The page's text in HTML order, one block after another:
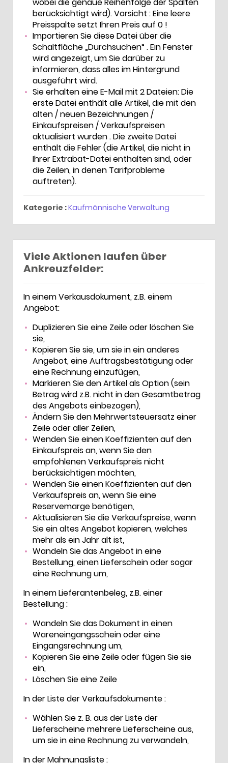
wobei die genaue Reihenfolge der Spalten
berücksichtigt wird). Vorsicht : Eine leere
Preisspalte setzt Ihren Preis auf 0 !
Importieren Sie diese Datei über die
Schaltfläche „Durchsuchen“ . Ein Fenster
wird angezeigt, um Sie darüber zu
informieren, dass alles im Hintergrund
ausgeführt wird.
Sie erhalten eine E-Mail mit 2 Dateien: Die
erste Datei enthält alle Artikel, die mit den
alten / neuen Bezeichnungen /
Einkaufspreisen / Verkaufspreisen
aktualisiert wurden . Die zweite Datei
enthält die Fehler (die Artikel, die nicht in
Ihrer Extrabat-Datei enthalten sind, oder
die Zeilen, in denen Tarifprobleme
auftreten).
Kategorie :Kaufmännische Verwaltung
Viele Aktionen laufen über
Ankreuzfelder:
In einem Verkausdokument, z.B. einem
Angebot:
Duplizieren Sie eine Zeile oder löschen Sie
sie,
Kopieren Sie sie, um sie in ein anderes
Angebot, eine Auftragsbestätigung oder
eine Rechnung einzufügen,
Markieren Sie den Artikel als Option (sein
Betrag wird z.B. nicht in den Gesamtbetrag
des Angebots einbezogen),
Ändern Sie den Mehrwertsteuersatz einer
Zeile oder aller Zeilen,
Wenden Sie einen Koeffizienten auf den
Einkaufspreis an, wenn Sie den
empfohlenen Verkaufspreis nicht
berücksichtigen möchten,
Wenden Sie einen Koeffizienten auf den
Verkaufspreis an, wenn Sie eine
Reservemarge benötigen,
Aktualisieren Sie die Verkaufspreise, wenn
Sie ein altes Angebot kopieren, welches
mehr als ein Jahr alt ist,
Wandeln Sie das Angebot in eine
Bestellung, einen Lieferschein oder sogar
eine Rechnung um,
In einem Lieferantenbeleg, z.B. einer
Bestellung :
Wandeln Sie das Dokument in einen
Wareneingangsschein oder eine
Eingangsrechnung um,
Kopieren Sie eine Zeile oder fügen Sie sie
ein,
Löschen Sie eine Zeile
In der Liste der Verkaufsdokumente :
Wählen Sie z. B. aus der Liste der
Lieferscheine mehrere Lieferscheine aus,
um sie in eine Rechnung zu verwandeln,
In der Mahnungsliste :